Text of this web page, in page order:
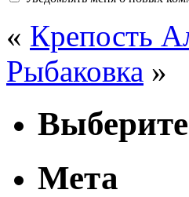
« Крепость
Рыбаковка »
Мета